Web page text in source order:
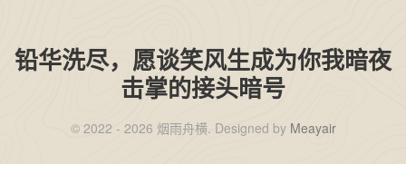
铅华洗尽，愿谈笑风生成为你我暗夜
击掌的接头暗号
©️ 2022 - 2026 烟雨舟横. Designed by Meayair